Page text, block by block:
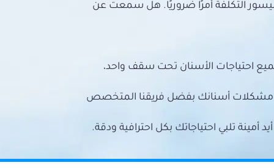
التكلفة أمرًا ضروريًا. هل سمعت عن
احتياجات الأسنان تحت سقف واحد،
مشكلات أسنانك بفضل فريقنا المتخصص
تلبي احتياجاتك بكل احترافية ودقة.